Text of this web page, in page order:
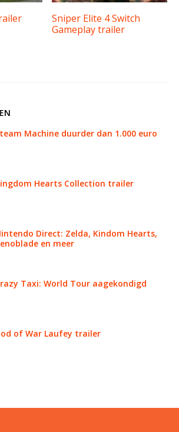
Sniper Elite 4 Switch
Gameplay trailer
Machine duurder dan 1.000 euro
Hearts Collection trailer
Direct: Zelda, Kindom Hearts,
en meer
Taxi: World Tour aagekondigd
of War Laufey trailer